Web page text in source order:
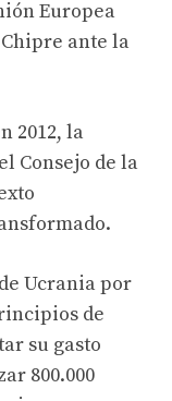
Europea
ante la
2012, la
Consejo de la
Ucrania por
de
su gasto
800.000